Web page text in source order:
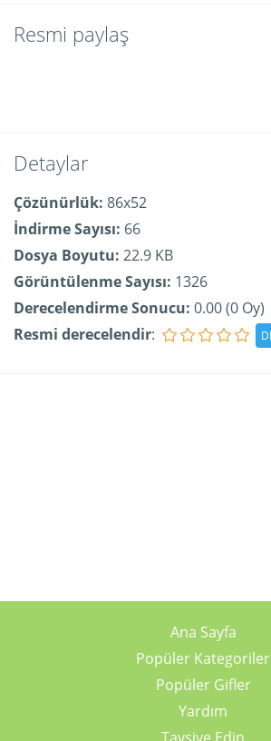
Resmi paylaş
Detaylar
Çözünürlük: 86x52
İndirme Sayısı: 66
Dosya Boyutu: 22.9 KB
Görüntülenme Sayısı: 1326
Derecelendirme Sonucu: 0.00 (0 Oy)
Resmi derecelendir:
Ana Sayfa
Popüler Kategoriler
Popüler Gifler
Yardım